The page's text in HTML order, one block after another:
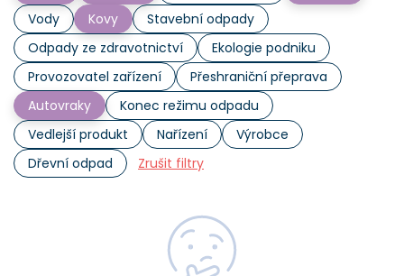
Vody
Kovy
Stavební odpady
Odpady ze zdravotnictví
Ekologie podniku
Provozovatel zařízení
Přeshraniční přeprava
Autovraky
Konec režimu odpadu
Vedlejší produkt
Nařízení
Výrobce
Dřevní odpad
Zrušit filtry